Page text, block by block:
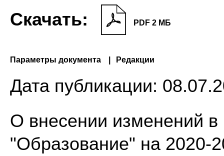
Скачать: PDF 2 МБ
Параметры документа Редакции
Дата публикации:
О внесении изменений
"Образование" на 2020-